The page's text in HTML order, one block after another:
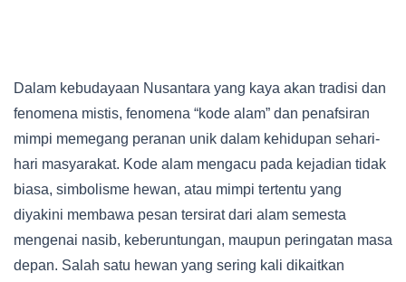
Dalam kebudayaan Nusantara yang kaya akan tradisi dan
fenomena mistis, fenomena “kode alam” dan penafsiran
mimpi memegang peranan unik dalam kehidupan sehari-
hari masyarakat. Kode alam mengacu pada kejadian tidak
biasa, simbolisme hewan, atau mimpi tertentu yang
diyakini membawa pesan tersirat dari alam semesta
mengenai nasib, keberuntungan, maupun peringatan masa
depan. Salah satu hewan yang sering kali dikaitkan